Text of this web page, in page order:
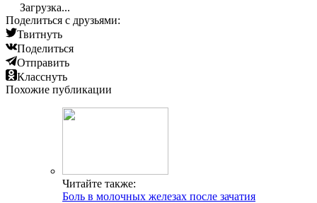
Загрузка...
Поделиться с друзьями:
Твитнуть
Поделиться
Отправить
Класснуть
Похожие публикации
Читайте также:
Боль в молочных железах после зачатия